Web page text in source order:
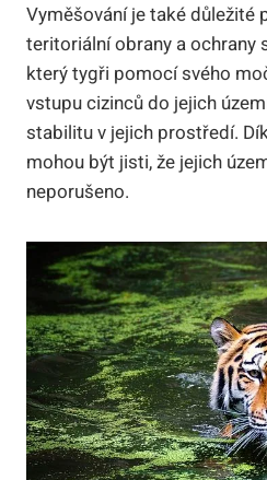
Vyměšování je také důležité
teritoriální obrany a ochrany
který tygři pomocí svého
vstupu cizinců do jejich
stabilitu v jejich prostředí.
mohou být jisti, že jejich
neporušeno.